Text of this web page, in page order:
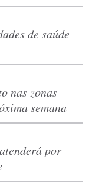
de saúde
nas zonas
semana
por